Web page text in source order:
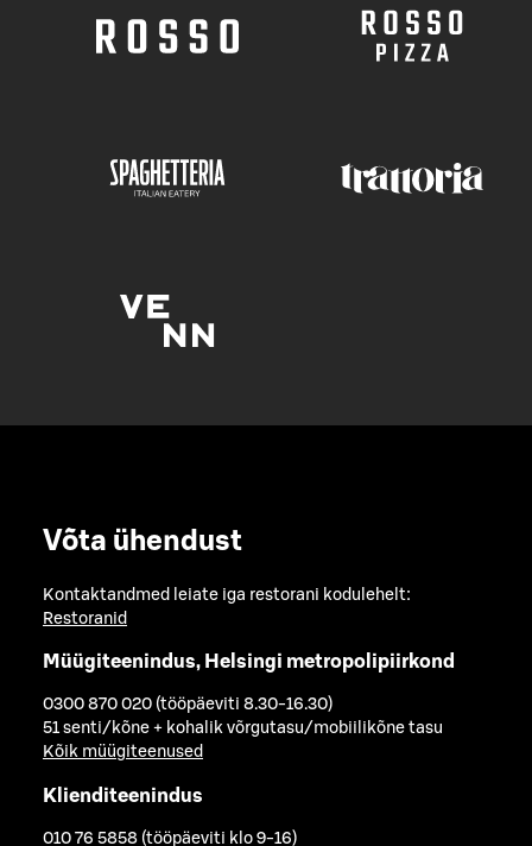
Võta ühendust
Kontaktandmed leiate iga restorani kodulehelt:
Restoranid
Müügiteenindus, Helsingi metropolipiirkond
0300 870 020 (tööpäeviti 8.30-16.30)
51 senti/kõne + kohalik võrgutasu/mobiilikõne tasu
Kõik müügiteenused
Klienditeenindus
010 76 5858 (tööpäeviti klo 9-16)